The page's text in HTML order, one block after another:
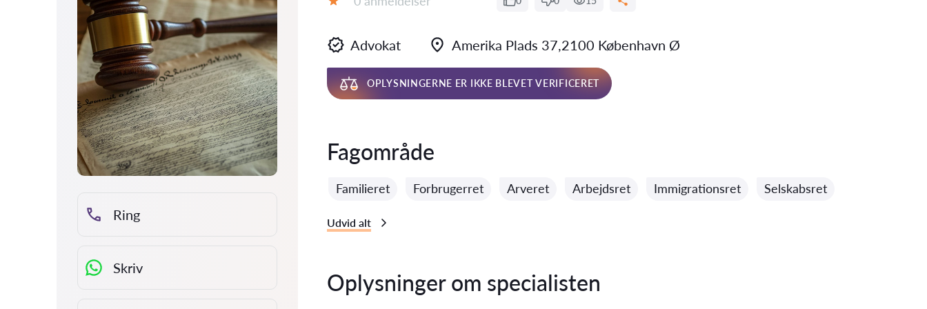
Ring
Skriv
Advokat Amerika Plads 37,2100 København Ø
OPLYSNINGERNE ER IKKE BLEVET VERIFICERET
Fagområde
Familieret Forbrugerret Arveret Arbejdsret Immigrationsret Selskabsret
Udvid alt
Oplysninger om specialisten